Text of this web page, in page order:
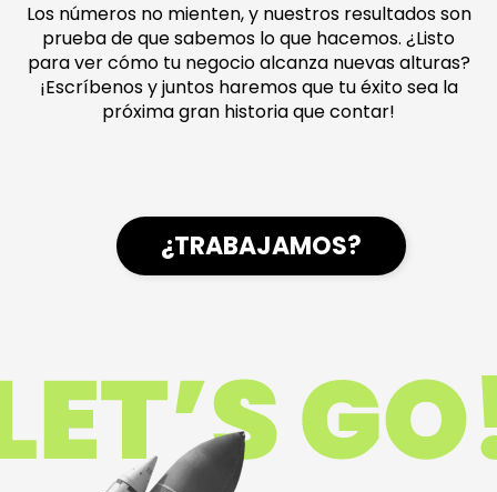
Los números no mienten, y nuestros resultados son
prueba de que sabemos lo que hacemos. ¿Listo
para ver cómo tu negocio alcanza nuevas alturas?
¡Escríbenos y juntos haremos que tu éxito sea la
próxima gran historia que contar!
¿TRABAJAMOS?